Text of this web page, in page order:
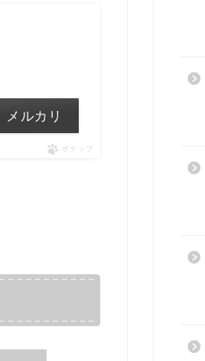
メルカリ
ポチップ